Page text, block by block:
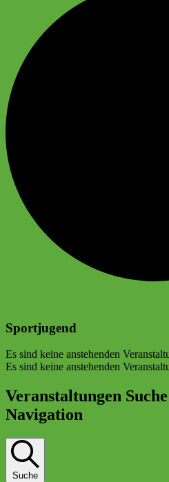
Sportjugend
Es sind keine anstehenden
Es sind keine anstehenden
Veranstaltungen
Navigation
Suche